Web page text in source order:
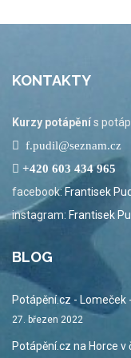
KONTAKTY
Kurzy potápěnís
f.pudil@seznam.cz
+420 603 434 965
facebook: Frantisek
instagram: Frantisek
BLOG
Potápění.cz - Lomeček
27. březen 2022
Potápění.cz na Horce v